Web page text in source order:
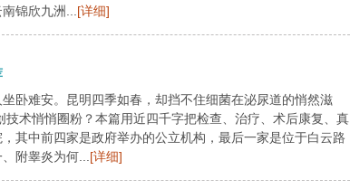
锦欣九洲... [详细]
卧难安。昆明四季如春，却挡不住细菌在泌尿道的悄然滋
术悄悄圈粉？本篇用近四千字把检查、治疗、术后康复、真
其中前四家是政府举办的公立机构，最后一家是位于白云路
附睾炎为何... [详细]